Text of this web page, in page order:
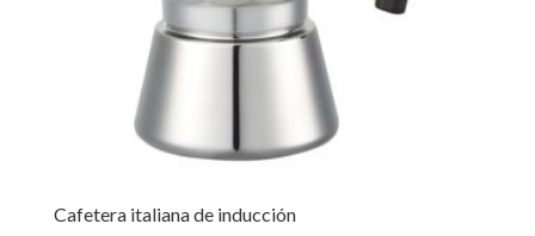
Cafetera italiana de inducción